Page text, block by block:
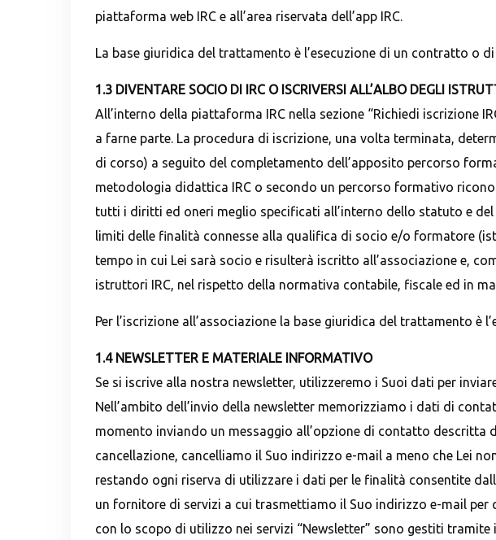
piattaforma web IRC e all’area riservata dell’app IRC.
La base giuridica del trattamento è l’esecuzione di un contratto o
1.3 DIVENTARE SOCIO DI IRC O ISCRIVERSI ALL’ALBO DEGLI
All’interno della piattaforma IRC nella sezione “Richiedi iscrizione
a farne parte. La procedura di iscrizione, una volta terminata,
di corso) a seguito del completamento dell’apposito percorso
metodologia didattica IRC o secondo un percorso formativo
tutti i diritti ed oneri meglio specificati all’interno dello statuto e
limiti delle finalità connesse alla qualifica di socio e/o formatore
tempo in cui Lei sarà socio e risulterà iscritto all’associazione e,
istruttori IRC, nel rispetto della normativa contabile, fiscale ed in
Per l’iscrizione all’associazione la base giuridica del trattamento è
1.4 NEWSLETTER E MATERIALE INFORMATIVO
Se si iscrive alla nostra newsletter, utilizzeremo i Suoi dati per
Nell’ambito dell’invio della newsletter memorizziamo i dati di
momento inviando un messaggio all’opzione di contatto
cancellazione, cancelliamo il Suo indirizzo e-mail a meno che Lei
restando ogni riserva di utilizzare i dati per le finalità consentite
un fornitore di servizi a cui trasmettiamo il Suo indirizzo e-mail
con lo scopo di utilizzo nei servizi “Newsletter” sono gestiti